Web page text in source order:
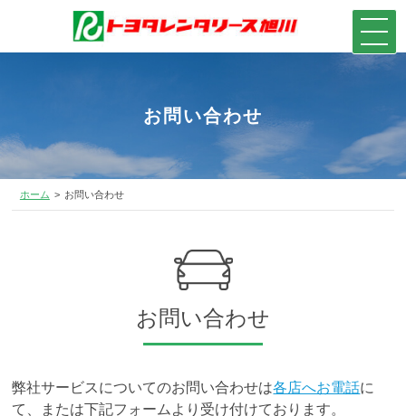
お問い合わせ
ホーム お問い合わせ
お問い合わせ
弊社サービスについてのお問い合わせは各店へお電話に
て、または下記フォームより受け付けております。